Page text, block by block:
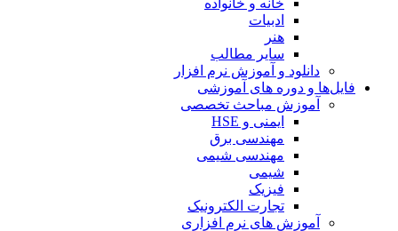
ادبیات
هنر
سایر مطالب
دانلود و آموزش نرم افزار
فایل‌ها و دوره های آموزشی
آموزش مباحث تخصصی
ایمنی و HSE
مهندسی برق
مهندسی شیمی
شیمی
فیزیک
تجارت الکترونیک
آموزش های نرم افزاری